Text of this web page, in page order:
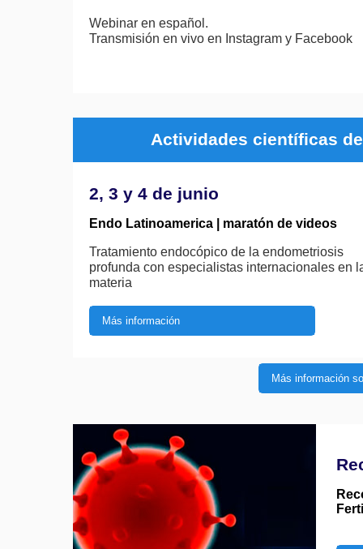
Webinar en español.
Transmisión en vivo en Instagram y Facebook
Actividades científicas
2, 3 y 4 de junio
Endo Latinoamerica | maratón de videos
Tratamiento endocópico de la endometriosis
profunda con especialistas internacionales en
materia
Más información
Más información